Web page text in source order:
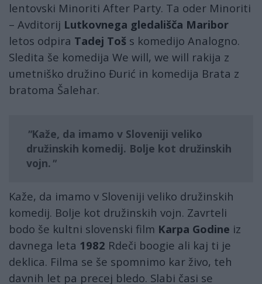
lentovski Minoriti After Party. Ta oder Minoriti
– Avditorij Lutkovnega gledališča Maribor
letos odpira Tadej Toš s komedijo Analogno.
Sledita še komedija We will, we will rakija z
umetniško družino Đurić in komedija Brata z
bratoma Šalehar.
Kaže, da imamo v Sloveniji veliko
družinskih komedij. Bolje kot družinskih
vojn.
Kaže, da imamo v Sloveniji veliko družinskih
komedij. Bolje kot družinskih vojn. Zavrteli
bodo še kultni slovenski film Karpa Godine iz
davnega leta 1982 Rdeči boogie ali kaj ti je
deklica. Filma se še spomnimo kar živo, teh
davnih let pa precej bledo. Slabi časi se